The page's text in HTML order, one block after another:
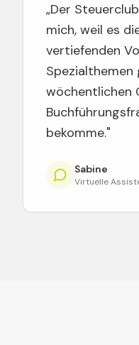
„Der
mich, weil es
vertiefenden
wöchentlichen
bekomme."
Sabine
Virtuelle